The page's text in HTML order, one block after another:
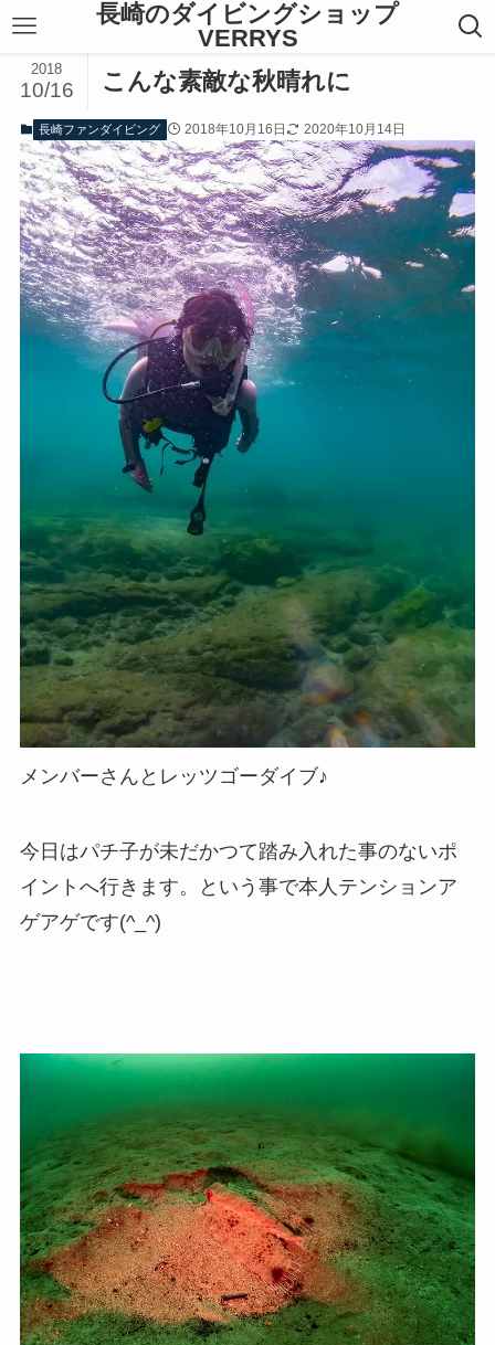
長崎のダイビングショップ
VERRYS
こんな素敵な秋晴れに
2018
10/16
長崎ファンダイビング 2018年10月16日 2020年10月14日
メンバーさんとレッツゴーダイブ♪
今日はパチ子が未だかつて踏み入れた事のないポ
イントへ行きます。という事で本人テンションア
ゲアゲです(^_^)